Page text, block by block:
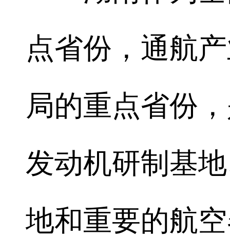
点省份，通航
局的重点省份
发动机研制基
地和重要的航